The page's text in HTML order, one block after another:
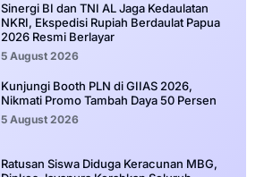
Sinergi BI dan TNI AL Jaga Kedaulatan
NKRI, Ekspedisi Rupiah Berdaulat Papua
2026 Resmi Berlayar
5 August 2026
Kunjungi Booth PLN di GIIAS 2026,
Nikmati Promo Tambah Daya 50 Persen
5 August 2026
Ratusan Siswa Diduga Keracunan MBG,